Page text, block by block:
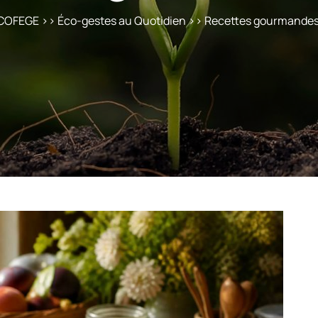
>> Éco-gestes au Quotidien>> Recettes